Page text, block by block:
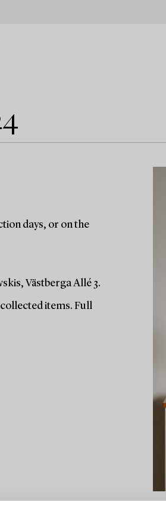
days, or on the
Västberga Allé 3.
items. Full